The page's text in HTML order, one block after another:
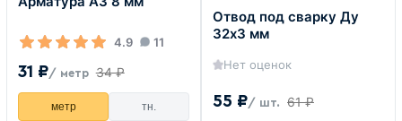
4.9 11
31 ₽/ метр 34 ₽
метр тн.
Отвод под сварку Ду
32х3 мм
Нет оценок
55 ₽/ шт. 61 ₽